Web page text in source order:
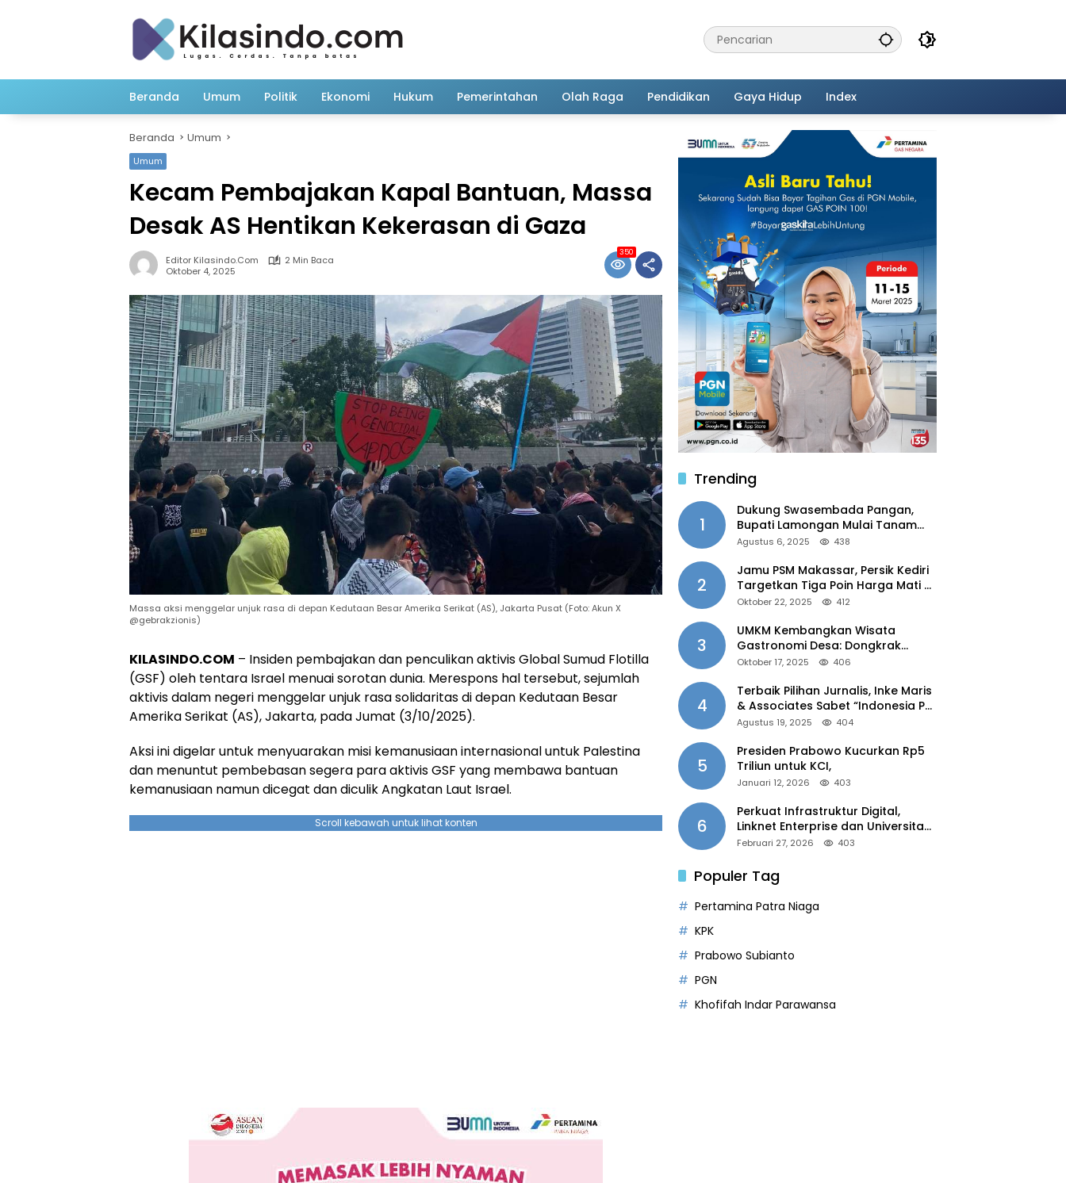
Beranda Umum Politik Ekonomi Hukum Pemerintahan Olah Raga Pendidikan Gaya Hidup Index
Beranda Umum
Umum
Kecam Pembajakan Kapal Bantuan, Massa
Desak AS Hentikan Kekerasan di Gaza
Editor Kilasindo.com
2 Min Baca
Oktober 4, 2025
350
Massa aksi menggelar unjuk rasa di depan Kedutaan Besar Amerika Serikat (AS), Jakarta Pusat (Foto: Akun X
@gebrakzionis)
KILASINDO.COM – Insiden pembajakan dan penculikan aktivis Global Sumud Flotilla
(GSF) oleh tentara Israel menuai sorotan dunia. Merespons hal tersebut, sejumlah
aktivis dalam negeri menggelar unjuk rasa solidaritas di depan Kedutaan Besar
Amerika Serikat (AS), Jakarta, pada Jumat (3/10/2025).
Aksi ini digelar untuk menyuarakan misi kemanusiaan internasional untuk Palestina
dan menuntut pembebasan segera para aktivis GSF yang membawa bantuan
kemanusiaan namun dicegat dan diculik Angkatan Laut Israel.
Scroll kebawah untuk lihat konten
Trending
1
Dukung Swasembada Pangan,
Bupati Lamongan Mulai Tanam
Padi Musim Ketiga
Agustus 6, 2025 438
2
Jamu PSM Makassar, Persik Kediri
Targetkan Tiga Poin Harga Mati di
Kandang
Oktober 22, 2025 412
3
UMKM Kembangkan Wisata
Gastronomi Desa: Dongkrak
Ekonomi Daerah, Perluas Pasar
Oktober 17, 2025 406
4
Terbaik Pilihan Jurnalis, Inke Maris
& Associates Sabet “Indonesia PR
of the Year 2025”
Agustus 19, 2025 404
5
Presiden Prabowo Kucurkan Rp5
Triliun untuk KCI,
Januari 12, 2026 403
6
Perkuat Infrastruktur Digital,
Linknet Enterprise dan Universitas
Jember Jalin Kolaborasi Smart
Februari 27, 2026 403
Populer Tag
Pertamina Patra Niaga
KPK
Prabowo Subianto
PGN
Khofifah Indar Parawansa